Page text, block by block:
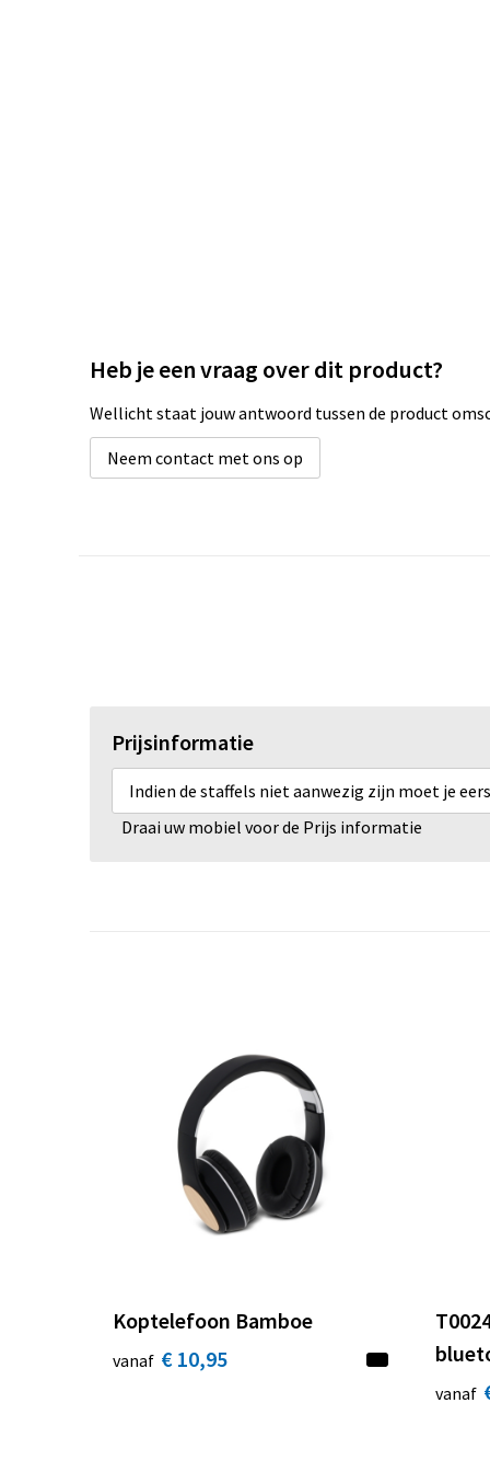
Heb je een vraag over dit product?
Wellicht staat jouw antwoord tussen de product
Neem contact met ons op
Prijsinformatie
Indien de staffels niet aanwezig zijn moet je
Draai uw mobiel voor de Prijs informatie
Koptelefoon Bamboe
vanaf € 10,95
vanaf